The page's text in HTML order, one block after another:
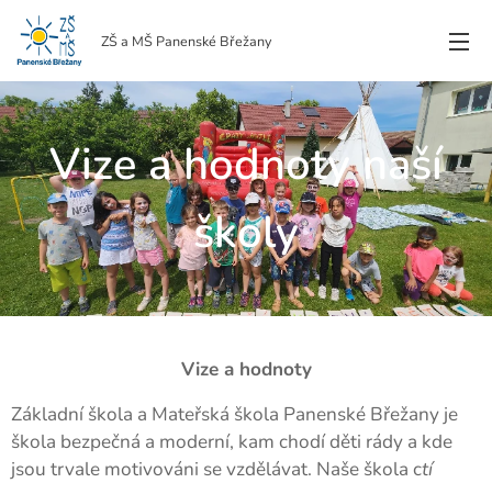
ZŠ a MŠ Panenské Břežany
Vize a hodnoty naší
školy
Vize a hodnoty
Základní škola a Mateřská škola Panenské Břežany je
škola bezpečná a moderní, kam chodí děti rády a kde
jsou trvale motivováni se vzdělávat. Naše škola ctí